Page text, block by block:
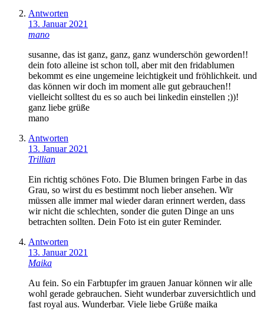
Antworten
13. Januar 2021
mano
susanne, das ist ganz, ganz, ganz wunderschön geworden!!
dein foto alleine ist schon toll, aber mit den fridablumen
bekommt es eine ungemeine leichtigkeit und fröhlichkeit. und
das können wir doch im moment alle gut gebrauchen!!
vielleicht solltest du es so auch bei linkedin einstellen ;))!
ganz liebe grüße
mano
Antworten
13. Januar 2021
Trillian
Ein richtig schönes Foto. Die Blumen bringen Farbe in das
Grau, so wirst du es bestimmt noch lieber ansehen. Wir
müssen alle immer mal wieder daran erinnert werden, dass
wir nicht die schlechten, sonder die guten Dinge an uns
betrachten sollten. Dein Foto ist ein guter Reminder.
Antworten
13. Januar 2021
Maika
Au fein. So ein Farbtupfer im grauen Januar können wir alle
wohl gerade gebrauchen. Sieht wunderbar zuversichtlich und
fast royal aus. Wunderbar. Viele liebe Grüße maika